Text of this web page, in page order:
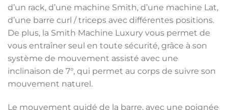
d’un rack, d’une machine Smith, d’une machine Lat,
d’une barre curl / triceps avec différentes positions.
De plus, la Smith Machine Luxury vous permet de
vous entraîner seul en toute sécurité, grâce à son
système de mouvement assisté avec une
inclinaison de 7°, qui permet au corps de suivre son
mouvement naturel.
Le mouvement guidé de la barre, avec une poignée